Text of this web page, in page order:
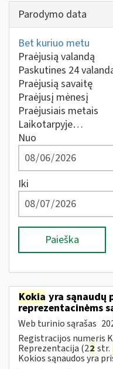
Parodymo data
Bet kuriuo metu
Praėjusią valandą
Paskutines 24
Praėjusią savaitę
Praėjusį mėnesį
Praėjusiais metais
Laikotarpyje…
Nuo
Iki
Paieška
Kokia yra sąnaudų
reprezentacinėms
Web turinio sąrašas
Registracijos numeris
Reprezentacija (22 str.
Kokios sąnaudos yra